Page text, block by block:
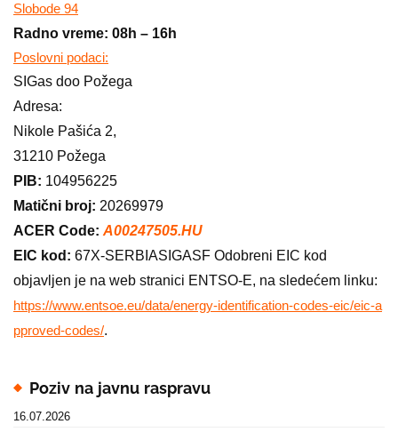
Slobode 94
Radno vreme: 08h – 16h
Poslovni podaci:
SIGas doo Požega
Adresa:
Nikole Pašića 2,
31210 Požega
PIB: 104956225
Matični broj: 20269979
ACER Code: A00247505.HU
EIC kod: 67X-SERBIASIGASF Odobreni EIC kod
objavljen je na web stranici ENTSO-E, na sledećem linku:
https://www.entsoe.eu/data/energy-identification-codes-eic/eic-a
pproved-codes/.
Poziv na javnu raspravu
16.07.2026